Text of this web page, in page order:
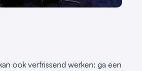
ook verfrissend werken: ga een